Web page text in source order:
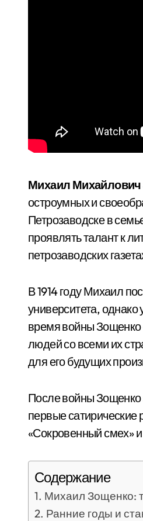
Михаил
остроумных и
Петрозаводске в
проявлять талант к
петрозаводских
В 1914 году Михаил
университета,
время войны Зощенко
людей со всеми их
для его будущих
После войны Зощенко
первые сатирические
«Сокровенный смех»
Содержание
Михаил Зощенко:
Ранние годы и